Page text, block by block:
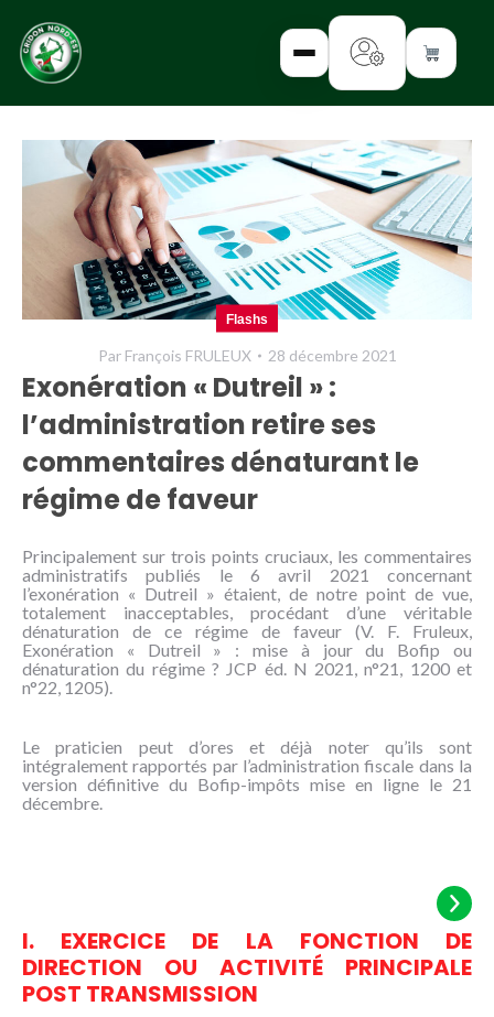
✕
INTERROGEZ-
FORMEZ-
VOUS
INFORMEZ-
VOUS
LISEZ-NOUS
NOUS
CONTACT
Flashs
Par François FRULEUX 28 décembre 2021
Exonération « Dutreil » :
l’administration retire ses
commentaires dénaturant le
régime de faveur
Principalement sur trois points cruciaux, les commentaires
administratifs publiés le 6 avril 2021 concernant
l’exonération « Dutreil » étaient, de notre point de vue,
totalement inacceptables, procédant d’une véritable
dénaturation de ce régime de faveur (V. F. Fruleux,
Exonération « Dutreil » : mise à jour du Bofip ou
dénaturation du régime ? JCP éd. N 2021, n°21, 1200 et
n°22, 1205).
Le praticien peut d’ores et déjà noter qu’ils sont
intégralement rapportés par l’administration fiscale dans la
version définitive du Bofip-impôts mise en ligne le 21
décembre.
I. EXERCICE DE LA FONCTION DE
DIRECTION OU ACTIVITÉ PRINCIPALE
POST TRANSMISSION